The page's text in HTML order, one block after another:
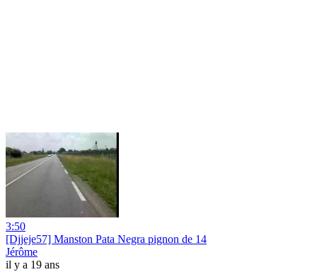
3:50
[Djjeje57] Manston Pata Negra pignon de 14
Jérôme
il y a 19 ans